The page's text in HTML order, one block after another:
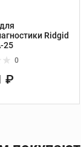
Ridgid
25
0
₽